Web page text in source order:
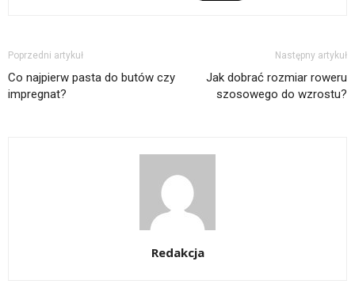
Poprzedni artykuł
Co najpierw pasta do butów czy
impregnat?
Następny artykuł
Jak dobrać rozmiar roweru
szosowego do wzrostu?
Redakcja